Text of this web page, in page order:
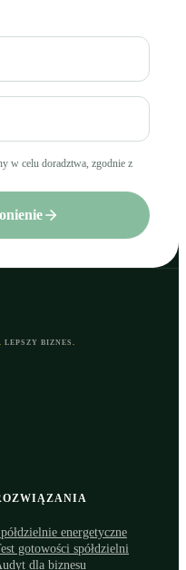
w celu doradztwa, zgodnie z
. LEPSZY BIZNES .
energetyczne
gotowości spółdzielni
dla biznesu